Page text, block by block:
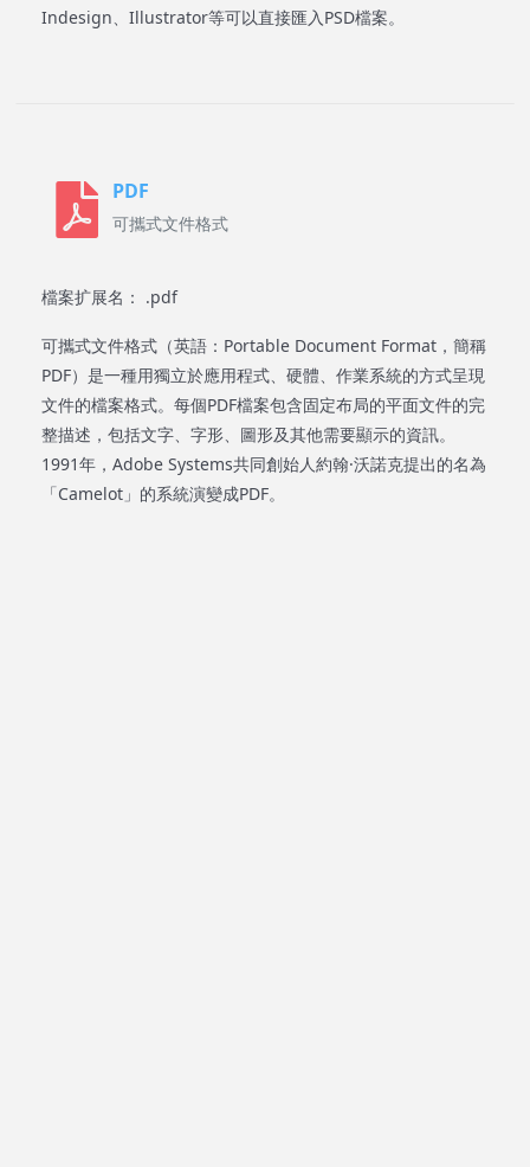
Indesign、Illustrator等可以直接匯入PSD檔案。
PDF
可攜式文件格式
檔案扩展名： .pdf
可攜式文件格式（英語：Portable Document Format，簡稱
PDF）是一種用獨立於應用程式、硬體、作業系統的方式呈現
文件的檔案格式。每個PDF檔案包含固定布局的平面文件的完
整描述，包括文字、字形、圖形及其他需要顯示的資訊。
1991年，Adobe Systems共同創始人約翰·沃諾克提出的名為
「Camelot」的系統演變成PDF。